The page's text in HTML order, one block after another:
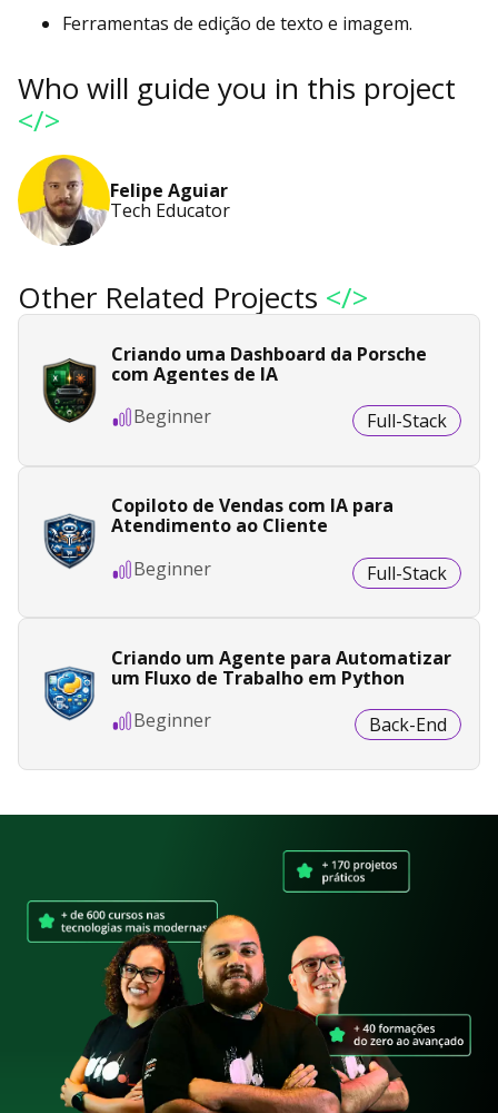
Ferramentas de edição de texto e imagem.
Who will guide you in this project
</>
Felipe Aguiar
Tech Educator
Other Related Projects </>
Criando uma Dashboard da Porsche
com Agentes de IA
Beginner
Full-Stack
Copiloto de Vendas com IA para
Atendimento ao Cliente
Beginner
Full-Stack
Criando um Agente para Automatizar
um Fluxo de Trabalho em Python
Beginner
Back-End